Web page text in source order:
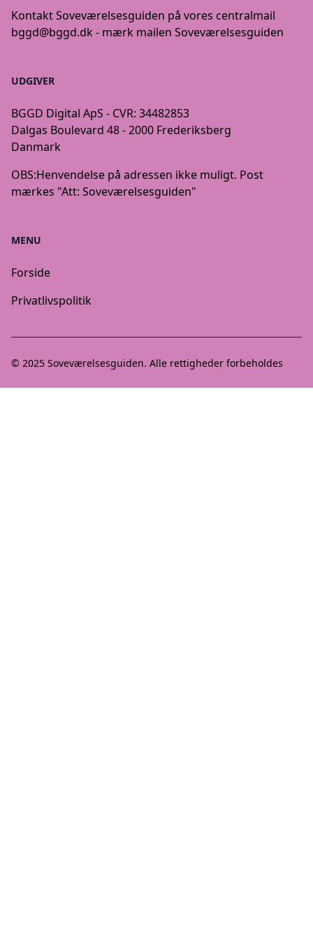
Kontakt Soveværelsesguiden på vores centralmail
bggd@bggd.dk- mærk mailen Soveværelsesguiden
UDGIVER
BGGD Digital ApS - CVR: 34482853
Dalgas Boulevard 48 - 2000 Frederiksberg
Danmark
OBS:Henvendelse på adressen ikke muligt. Post
mærkes "Att: Soveværelsesguiden"
MENU
Forside
Privatlivspolitik
© 2025 Soveværelsesguiden. Alle rettigheder forbeholdes